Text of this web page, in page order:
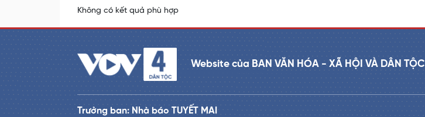
Không có kết quả phù hợp
Website của BAN VĂN HÓA - XÃ HỘI VÀ DÂN TỘC
Trưởng ban: Nhà báo TUYẾT MAI